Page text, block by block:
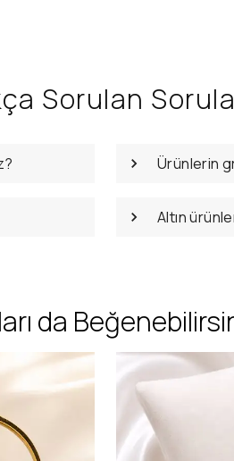
Sorulan
Ürünlerin
Altın
da